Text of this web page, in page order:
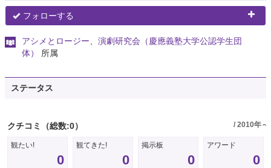
フォローする
アシメとロージー
演劇研究会（慶應義塾大学公認学生団
体）
所属
ステータス
クチコミ （総数:0） / 2010年～
観たい!
0
観てきた!
0
掲示板
0
アワード
0